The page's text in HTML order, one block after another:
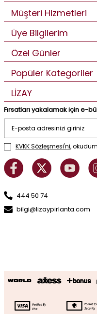
Müşteri Hizmetleri
Üye Bilgilerim
Özel Günler
Popüler Kategoriler
LİZAY
Fırsatları yakalamak için e-
KVKK Sözleşmesi'ni,
444 50 74
bilgi@lizaypirlanta.com